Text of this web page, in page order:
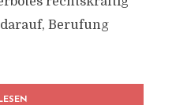
Berufung